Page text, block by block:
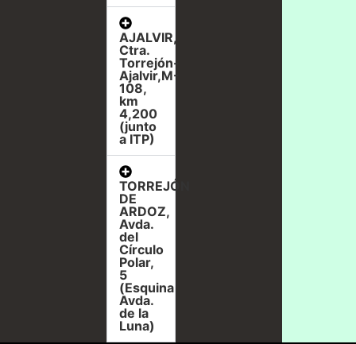
AJALVIR,
Ctra.
Torrejón-
Ajalvir,M-
108,
km
4,200
(junto
a ITP)
TORREJÓN
DE
ARDOZ,
Avda.
del
Círculo
Polar,
5
(Esquina
Avda.
de la
Luna)